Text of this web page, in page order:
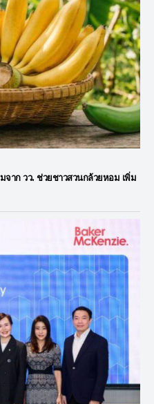
จาก วว. ช่วยชาวสวนกล้วยหอม เพิ่ม